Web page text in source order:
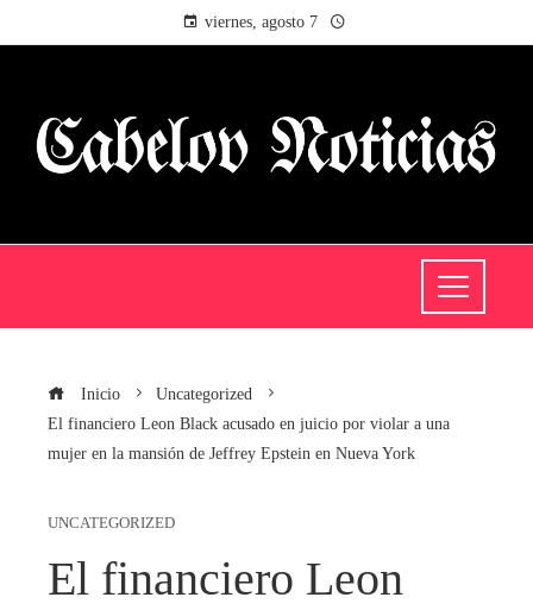
viernes, agosto 7
Inicio
Uncategorized
El financiero Leon Black acusado en juicio por violar a una
mujer en la mansión de Jeffrey Epstein en Nueva York
UNCATEGORIZED
El financiero Leon